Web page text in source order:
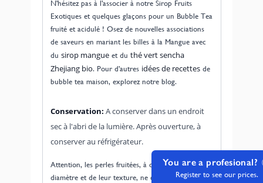
You are a profesional?
Register to see our prices.
N'hésitez pas à l'associer à notre Sirop Fruits
Exotiques et quelques glaçons pour un Bubble Tea
fruité et acidulé ! Osez de nouvelles associations
de saveurs en mariant les billes à la Mangue avec
du sirop mangueet du thé vert sencha
Zhejiang bio. Pour d'autres idées de recettesde
bubble tea maison, explorez notre blog.
Conservation: A conserver dans un endroit
sec à l'abri de la lumière. Après ouverture, à
conserver au réfrigérateur.
Attention, les perles fruitées, à cause de leur
diamètre et de leur texture, ne conviennent pas